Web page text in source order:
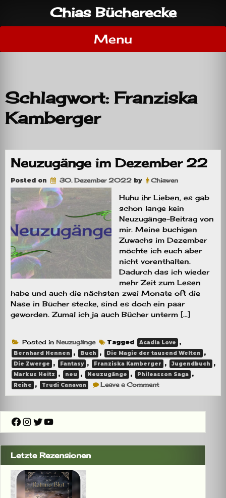
content
Chias Bücherecke
Menu
Schlagwort: Franziska
Kamberger
Neuzugänge im Dezember 22
Posted on 30. Dezember 2022 by Chiawen
Huhu ihr Lieben, es gab
schon lange kein
Neuzugänge-Beitrag von
mir. Meine buchigen
Zuwachs im Dezember
möchte ich euch aber
nicht vorenthalten.
Dadurch das ich wieder
mehr Zeit zum Lesen
habe und auch die nächsten zwei Monate oft die
Nase in Bücher stecke, sind es doch ein paar
geworden. Zumal ich ja auch Bücher unterm […]
Posted in Neuzugänge Tagged Acadia Love ,
Bernhard Hennen , Buch , Die Magie der tausend Welten ,
Die Zwerge , Fantasy , Franziska Kamberger , Jugendbuch ,
Markus Heitz , neu , Neuzugänge , Phileasson Saga ,
Reihe , Trudi Canavan Leave a Commenton
im
22
Facebook
Instagram
Twitter
YouTube
Letzte Rezensionen